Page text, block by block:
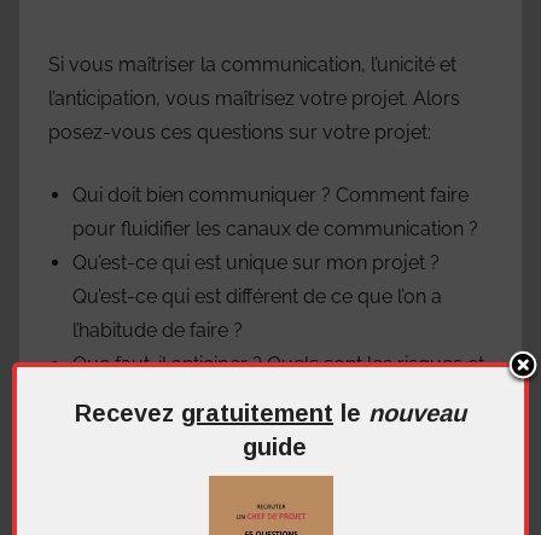
Si vous maîtriser la communication, l’unicité et
l’anticipation, vous maîtrisez votre projet. Alors
posez-vous ces questions sur votre projet:
Qui doit bien communiquer ? Comment faire
pour fluidifier les canaux de communication ?
Qu’est-ce qui est unique sur mon projet ?
Qu’est-ce qui est différent de ce que l’on a
l’habitude de faire ?
Que faut-il anticiper ? Quels sont les risques et
Les fondamentaux
Recevez gratuitement le nouveau
guide